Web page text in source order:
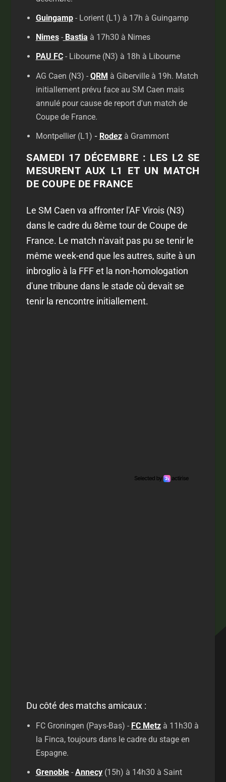
Guingamp- Lorient (L1) à 17h à Guingamp
Nimes-Bastia à 17h30 à Nimes
PAU FC- Libourne (N3) à 18h à Libourne
AG Caen (N3) - QRM à Giberville à 19h. Match
initiallement prévu face au SM Caen mais
annulé pour cause de report d'un match de
Coupe de France.
Montpellier (L1) - Rodezà Grammont
SAMEDI 17 DÉCEMBRE : LES L2 SE
MESURENT AUX L1 ET UN MATCH
DE COUPE DE FRANCE
Le SM Caen va affronter l'AF Virois (N3)
dans le cadre du 8ème tour de Coupe de
France. Le match n'avait pas pu se tenir le
même week-end que les autres, suite à un
inbroglio à la FFF et la non-homologation
d'une tribune dans le stade où devait se
tenir la rencontre initiallement.
Du côté des matchs amicaux :
FC Groningen (Pays-Bas) - FC Metzà 11h30 à
la Finca, toujours dans le cadre du stage en
Espagne.
Grenoble- Annecy(15h) à 14h30 à Saint